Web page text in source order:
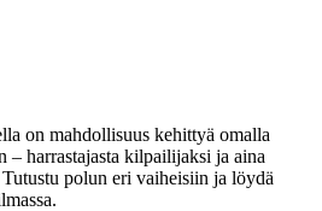
on mahdollisuus kehittyä omalla
– harrastajasta kilpailijaksi ja aina
polun eri vaiheisiin ja löydä